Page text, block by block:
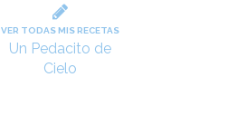
VER TODAS MIS RECETAS
Un Pedacito de
Cielo